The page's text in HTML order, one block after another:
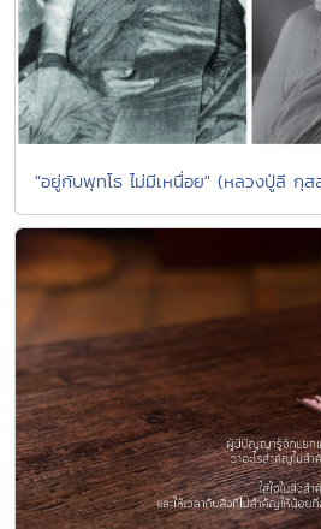
"อยู่กับพุทโธ ไม่มีเหนื่อย" (หลวงปู่ลี กุส